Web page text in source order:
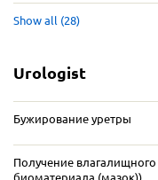
Show all (28)
Urologist
Бужирование уретры
Получение
биоматериала (мазок))